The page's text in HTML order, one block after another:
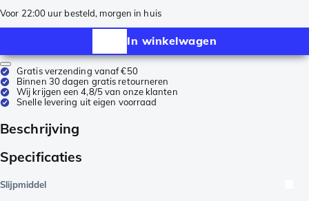
Voor 22:00 uur besteld, morgen in huis
In winkelwagen
Gratis verzending vanaf €50
Binnen 30 dagen gratis retourneren
Wij krijgen een 4,8/5 van onze klanten
Snelle levering uit eigen voorraad
Beschrijving
Specificaties
Slijpmiddel